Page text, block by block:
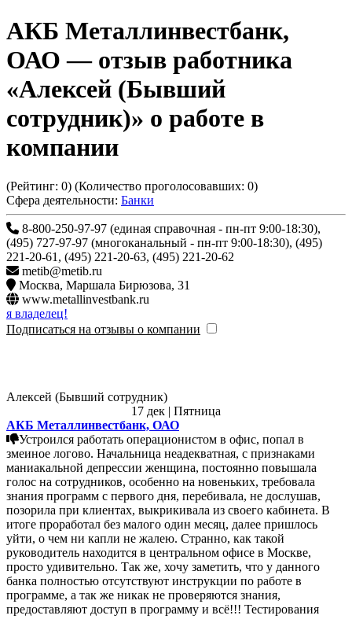
АКБ Металлинвестбанк,
ОАО — отзыв работника
«Алексей (Бывший
сотрудник)» о работе в
компании
(Рейтинг: 0) (Количество проголосовавших: 0)
Сфера деятельности: Банки
8-800-250-97-97 (единая справочная - пн-пт 9:00-18:30),
(495) 727-97-97 (многоканальный - пн-пт 9:00-18:30), (495)
221-20-61, (495) 221-20-63, (495) 221-20-62
metib@metib.ru
Москва, Маршала Бирюзова, 31
www.metallinvestbank.ru
я владелец!
Подписаться на отзывы о компании
Алексей (Бывший сотрудник)
17 дек | Пятница
АКБ Металлинвестбанк, ОАО
Устроился работать операционистом в офис, попал в
змеиное логово. Начальница неадекватная, с признаками
маниакальной депрессии женщина, постоянно повышала
голос на сотрудников, особенно на новеньких, требовала
знания программ с первого дня, перебивала, не дослушав,
позорила при клиентах, выкрикивала из своего кабинета. В
итоге проработал без малого один месяц, далее пришлось
уйти, о чем ни капли не жалею. Странно, как такой
руководитель находится в центральном офисе в Москве,
просто удивительно. Так же, хочу заметить, что у данного
банка полностью отсутствуют инструкции по работе в
программе, а так же никак не проверяются знания,
предоставляют доступ в программу и всё!!! Тестирования